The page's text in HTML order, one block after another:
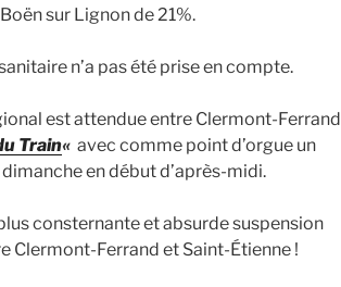
sur Lignon de 21%.
n’a pas été prise en compte.
est attendue entre Clermont-Ferrand
Train« avec comme point d’orgue un
en début d’après-midi.
consternante et absurde suspension
Clermont-Ferrand et Saint-Étienne !